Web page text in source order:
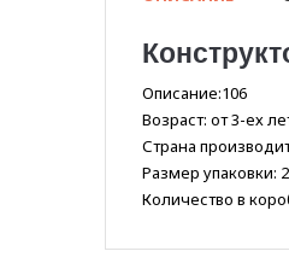
Описание:106
Возраст: от 3-ех
Страна
Размер упаковки:
Количество в